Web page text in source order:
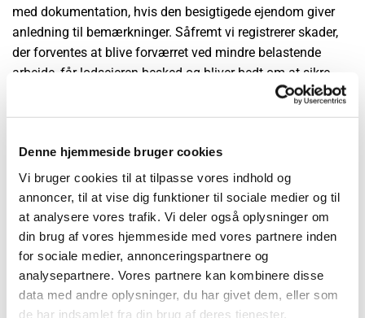
Denne hjemmeside bruger cookies
Vi bruger cookies til at tilpasse vores indhold og
annoncer, til at vise dig funktioner til sociale medier og til
at analysere vores trafik. Vi deler også oplysninger om
din brug af vores hjemmeside med vores partnere inden
for sociale medier, annonceringspartnere og
analysepartnere. Vores partnere kan kombinere disse
data med andre oplysninger, du har givet dem, eller som
de har indsamlet fra din brug af deres tjenester.
med dokumentation, hvis den besigtigede ejendom giver
anledning til bemærkninger. Såfremt vi registrerer skader,
der forventes at blive forværret ved mindre belastende
arbejde, får lodsejeren besked og bliver bedt om at sikre
Kontakt os inden arbejdet går i gang
En fotoregistrering skal altid foregå, inden arbejdet på
byggepladsen går i gang. Det giver nemlig lejlighed til at
dokumentere de nærliggende bygningers tilstand og
registrere eventuelle revner og skader, så der ikke opstår
tvivl om, hvordan en eventuel skade på en nærliggende
ejendom er opstået, og det ender med en forsikringssag.